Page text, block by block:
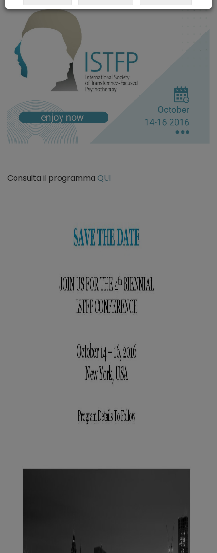
Consulta il programma QUI